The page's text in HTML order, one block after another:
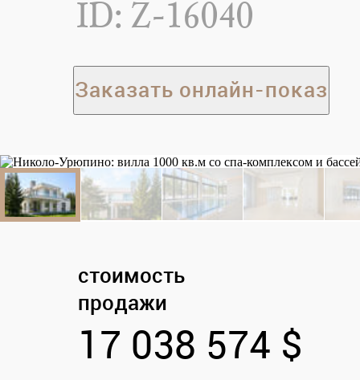
ID: Z-16040
Заказать онлайн-показ
стоимость
продажи
17 038 574 $